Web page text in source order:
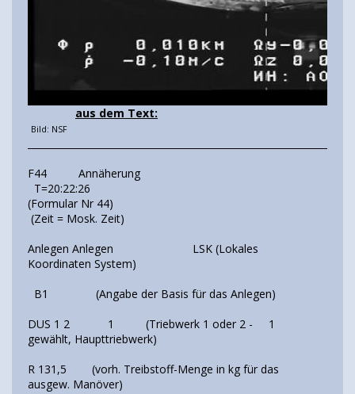
aus dem Text:
Bild: NSF
F44 Annäherung
T=20:22:26
(Formular Nr 44)
(Zeit = Mosk. Zeit)
Anlegen Anlegen LSK (Lokales
Koordinaten System)
B1 (Angabe der Basis für das Anlegen)
DUS 1 2 1 (Triebwerk 1 oder 2 - 1
gewählt, Haupttriebwerk)
R 131,5 (vorh. Treibstoff-Menge in kg für das
ausgew. Manöver)